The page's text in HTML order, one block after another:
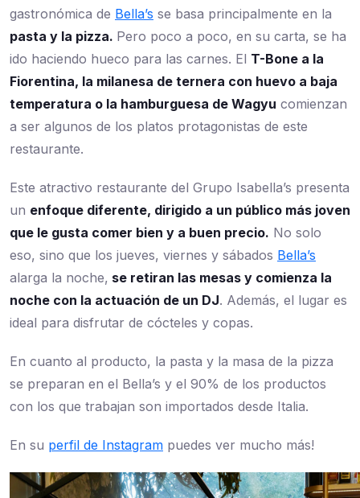
gastronómica de Bella’s se basa principalmente en la
pasta y la pizza. Pero poco a poco, en su carta, se ha
ido haciendo hueco para las carnes. El T-Bone a la
Fiorentina, la milanesa de ternera con huevo a baja
temperatura o la hamburguesa de Wagyu comienzan
a ser algunos de los platos protagonistas de este
restaurante.
Este atractivo restaurante del Grupo Isabella’s presenta
un enfoque diferente, dirigido a un público más joven
que le gusta comer bien y a buen precio. No solo
eso, sino que los jueves, viernes y sábados Bella’s
alarga la noche, se retiran las mesas y comienza la
noche con la actuación de un DJ. Además, el lugar es
ideal para disfrutar de cócteles y copas.
En cuanto al producto, la pasta y la masa de la pizza
se preparan en el Bella’s y el 90% de los productos
con los que trabajan son importados desde Italia.
En su perfil de Instagram puedes ver mucho más!